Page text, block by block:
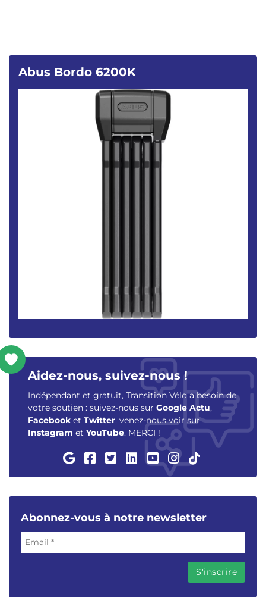
Abus Bordo 6200K
Aidez-nous, suivez-nous !
Indépendant et gratuit, Transition Vélo a besoin de
votre soutien : suivez-nous sur Google Actu,
Facebook et Twitter, venez-nous voir sur
Instagram et YouTube. MERCI !
Abonnez-vous à notre newsletter